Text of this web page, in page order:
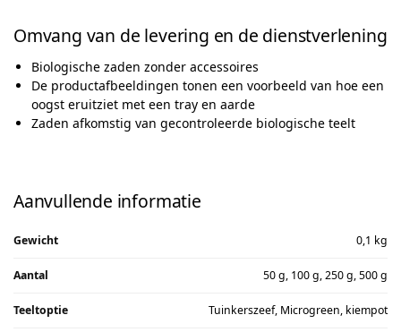
Omvang van de levering en de dienstverlening
Biologische zaden zonder accessoires
De productafbeeldingen tonen een voorbeeld van hoe een
oogst eruitziet met een tray en aarde
Zaden afkomstig van gecontroleerde biologische teelt
Aanvullende informatie
Gewicht 0,1 kg
Aantal 50 g, 100 g, 250 g, 500 g
Teeltoptie Tuinkerszeef, Microgreen, kiempot